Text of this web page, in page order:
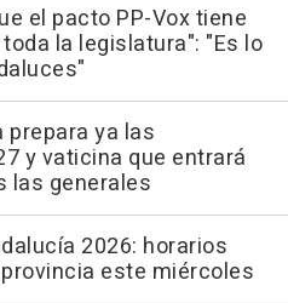
el pacto PP-Vox tiene
la legislatura": "Es lo
prepara ya las
y vaticina que entrará
las generales
2026: horarios
este miércoles